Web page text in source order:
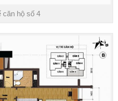
căn hộ số 4